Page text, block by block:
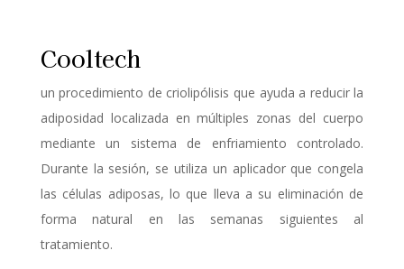
Cooltech
un procedimiento de criolipólisis que ayuda a reducir la
adiposidad localizada en múltiples zonas del cuerpo
mediante un sistema de enfriamiento controlado.
Durante la sesión, se utiliza un aplicador que congela
las células adiposas, lo que lleva a su eliminación de
forma natural en las semanas siguientes al
tratamiento.